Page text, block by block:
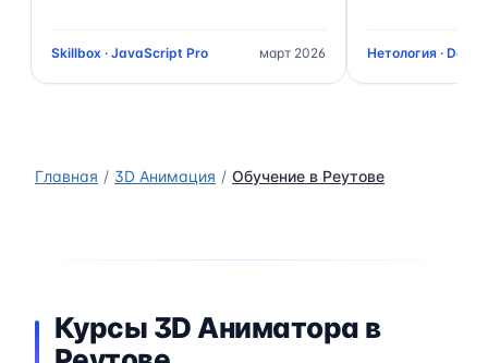
Skillbox · JavaScript Pro март 2026 Нетология · Data
Главная 3D Анимация Обучение в Реутове
Курсы 3D Аниматора в